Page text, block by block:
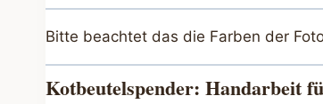
Bitte beachtet das die Farben der
Kotbeutelspender: Handarbeit